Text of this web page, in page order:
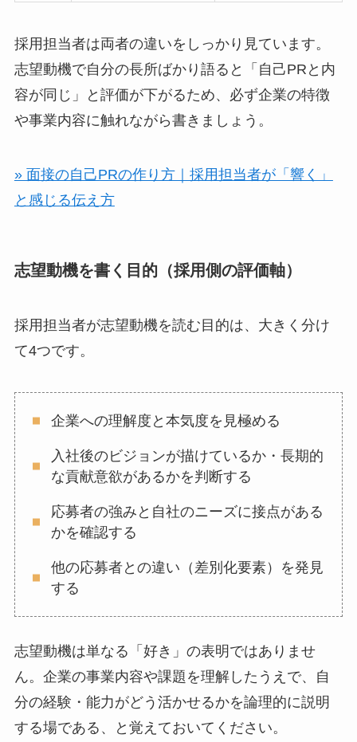
採用担当者は両者の違いをしっかり見ています。
志望動機で自分の長所ばかり語ると「自己PRと内
容が同じ」と評価が下がるため、必ず企業の特徴
や事業内容に触れながら書きましょう。
» 面接の自己PRの作り方｜採用担当者が「響く」
と感じる伝え方
志望動機を書く目的（採用側の評価軸）
採用担当者が志望動機を読む目的は、大きく分け
て4つです。
企業への理解度と本気度を見極める
入社後のビジョンが描けているか・長期的
な貢献意欲があるかを判断する
応募者の強みと自社のニーズに接点がある
かを確認する
他の応募者との違い（差別化要素）を発見
する
志望動機は単なる「好き」の表明ではありませ
ん。企業の事業内容や課題を理解したうえで、自
分の経験・能力がどう活かせるかを論理的に説明
する場である、と覚えておいてください。